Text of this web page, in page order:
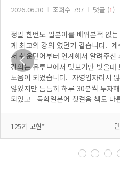
2026.06.30 조회수 797 댓글 (1)
정말 한번도 일본어를 배워본적 없
게 최고의 강의 였던거 같습니다. 계
서 쉬운단어부터 연계해서 알려주신
강의는 유투브에서 맛보기만 밧을때
도움이 되었습니다. 자영업자라서
않았지만 틈틈히 하루 30분씩 투자
되었고 독학일본어 첫걸음 책도 다
고 무조건 일본어 처음 하시는분들
독학 이걸로 시작하세요 감사합니
남은 기간도 열심히 하겠습니다. 저
니다!!! 또뵐게요~~ 최유리선생님
125기 고현*